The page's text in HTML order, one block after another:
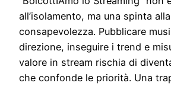
all’isolamento, ma una spinta alla
consapevolezza. Pubblicare
direzione, inseguire i trend e
valore in stream rischia di
che confonde le priorità. Una